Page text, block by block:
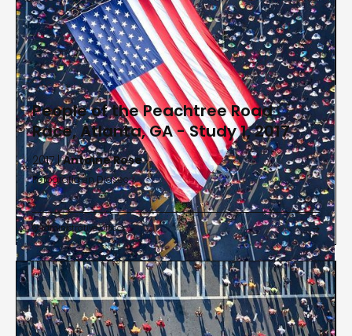
People of the Peachtree Road
Race, Atlanta, GA - Study 1, 2017
2017 |Antoine Rose
Fotografía en Diasec
Administrative Offices 